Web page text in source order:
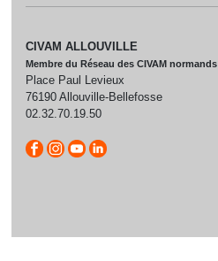
CIVAM ALLOUVILLE
Membre du Réseau des CIVAM normands
Place Paul Levieux
76190 Allouville-Bellefosse
02.32.70.19.50